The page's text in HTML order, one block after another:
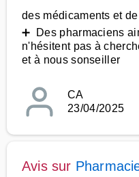
des médicaments et
➕ Des pharmaciens
n'hésitent pas à
et à nous sonseiller
CA
23/04/2025
Avis sur